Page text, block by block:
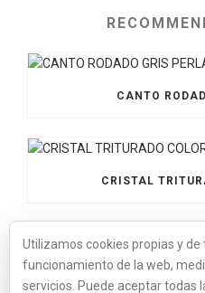
CANTO
CRISTAL
CRISTAL
Utilizamos cookies propias y
funcionamiento de la web,
servicios. Puede aceptar todas